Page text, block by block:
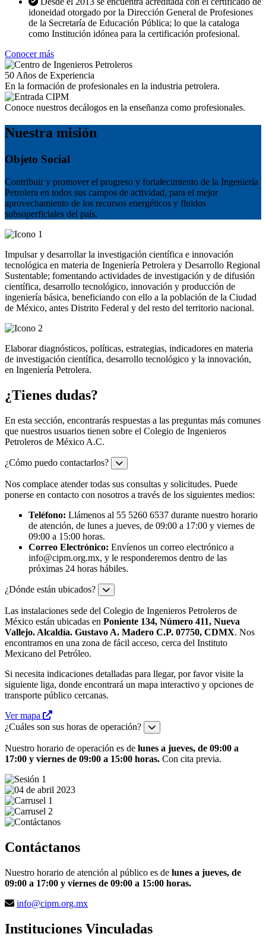
idoneidad otorgado por la Dirección General de Profesiones
de la Secretaría de Educación Pública; lo que la cataloga
como Institución idónea para la certificación profesional.
Conocer más
50 Años de Experiencia
En la formación de profesionales en la industria petrolera.
Conoce nuestros decálogos en la enseñanza como profesionales.
Nuestra misión
Objeto Social
Contribuir y promover el progreso y fortalecimiento de la Ingeniería
Petrolera en todos sus campos de actividad, para el mejor
aprovechamiento de los recursos energéticos y fluidos
subsuperficiales del país.
Impulsar y desarrollar la investigación científica e innovación
tecnológica en materia de Ingeniería Petrolera y Desarrollo Regional
Sustentable; fomentando actividades de investigación y de difusión
científica, desarrollo tecnológico, innovación y producción de
ingeniería básica, beneficiando con ello a la población de la Ciudad
de México, antes Distrito Federal y del resto del territorio nacional.
Elaborar diagnósticos, políticas, estrategias, indicadores en materia
de investigación científica, desarrollo tecnológico y la innovación,
en Ingeniería Petrolera.
¿Tienes dudas?
En esta sección, encontrarás respuestas a las preguntas más comunes
que nuestros usuarios tienen sobre el Colegio de Ingenieros
Petroleros de México A.C.
¿Cómo puedo contactarlos?
Nos complace atender todas sus consultas y solicitudes. Puede
ponerse en contacto con nosotros a través de los siguientes medios:
Teléfono: Llámenos al 55 5260 6537 durante nuestro horario
de atención, de lunes a jueves, de 09:00 a 17:00 y viernes de
09:00 a 15:00 horas.
Correo Electrónico: Envíenos un correo electrónico a
info@cipm.org.mx, y le responderemos dentro de las
próximas 24 horas hábiles.
¿Dónde están ubicados?
Las instalaciones sede del Colegio de Ingenieros Petroleros de
México están ubicadas en Poniente 134, Número 411, Nueva
Vallejo. Alcaldía. Gustavo A. Madero C.P. 07750, CDMX. Nos
encontramos en una zona de fácil acceso, cerca del Instituto
Mexicano del Petróleo.
Si necesita indicaciones detalladas para llegar, por favor visite la
siguiente liga, donde encontrará un mapa interactivo y opciones de
transporte público cercanas.
Ver mapa
¿Cuáles son sus horas de operación?
Nuestro horario de operación es de lunes a jueves, de 09:00 a
17:00 y viernes de 09:00 a 15:00 horas. Con cita previa.
Contáctanos
Nuestro horario de atención al público es de lunes a jueves, de
09:00 a 17:00 y viernes de 09:00 a 15:00 horas.
info@cipm.org.mx
Instituciones Vinculadas